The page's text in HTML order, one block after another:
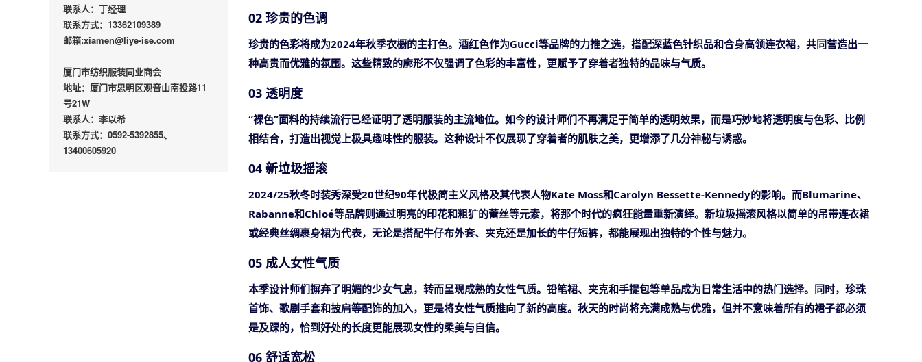
联系人：丁经理
联系方式：13362109389
邮箱:xiamen@liye-ise.com
厦门市纺织服装同业商会
地址：厦门市思明区观音山南投路11
号21W
联系人：李以希
联系方式：0592-5392855、
13400605920
02 珍贵的色调
珍贵的色彩将成为2024年秋季衣橱的主打色。酒红色作为Gucci等品牌的力推之选，搭配深蓝色针织品和合身高领连衣裙，共同营造出一
种高贵而优雅的氛围。这些精致的廓形不仅强调了色彩的丰富性，更赋予了穿着者独特的品味与气质。
03 透明度
“裸色”面料的持续流行已经证明了透明服装的主流地位。如今的设计师们不再满足于简单的透明效果，而是巧妙地将透明度与色彩、比例
相结合，打造出视觉上极具趣味性的服装。这种设计不仅展现了穿着者的肌肤之美，更增添了几分神秘与诱惑。
04 新垃圾摇滚
2024/25秋冬时装秀深受20世纪90年代极简主义风格及其代表人物Kate Moss和Carolyn Bessette-Kennedy的影响。而Blumarine、
Rabanne和Chloé等品牌则通过明亮的印花和粗犷的蕾丝等元素，将那个时代的疯狂能量重新演绎。新垃圾摇滚风格以简单的吊带连衣裙
或经典丝绸裹身裙为代表，无论是搭配牛仔布外套、夹克还是加长的牛仔短裤，都能展现出独特的个性与魅力。
05 成人女性气质
本季设计师们摒弃了明媚的少女气息，转而呈现成熟的女性气质。铅笔裙、夹克和手提包等单品成为日常生活中的热门选择。同时，珍珠
首饰、歌剧手套和披肩等配饰的加入，更是将女性气质推向了新的高度。秋天的时尚将充满成熟与优雅，但并不意味着所有的裙子都必须
是及踝的，恰到好处的长度更能展现女性的柔美与自信。
06 舒适宽松